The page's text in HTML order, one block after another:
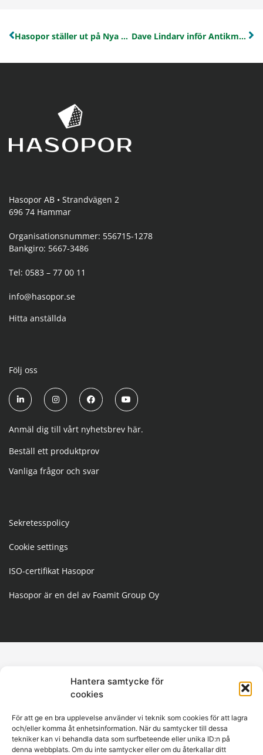
Hantera samtycke för
cookies
För att ge en bra upplevelse använder vi teknik som cookies för att lagra
och/eller komma åt enhetsinformation. När du samtycker till dessa
tekniker kan vi behandla data som surfbeteende eller unika ID:n på
denna webbplats. Om du inte samtycker eller om du återkallar ditt
Hasopor ställer ut på Nya Antikmässan 2026 – med fokus på hållbara lösningar för byggnadsvård Dave Lindarv inför Antikmässan – Så kan du renovera med långsiktighet
Hasopor AB • Strandvägen 2
696 74 Hammar
Organisationsnummer: 556715-1278
Bankgiro: 5667-3486
Tel: 0583 – 77 00 11
info@hasopor.se
Hitta anställda
Följ oss
Anmäl dig till vårt nyhetsbrev här.
Beställ ett produktprov
Vanliga frågor och svar
Sekretesspolicy
Cookie settings
ISO-certifikat Hasopor
Hasopor är en del av Foamit Group Oy